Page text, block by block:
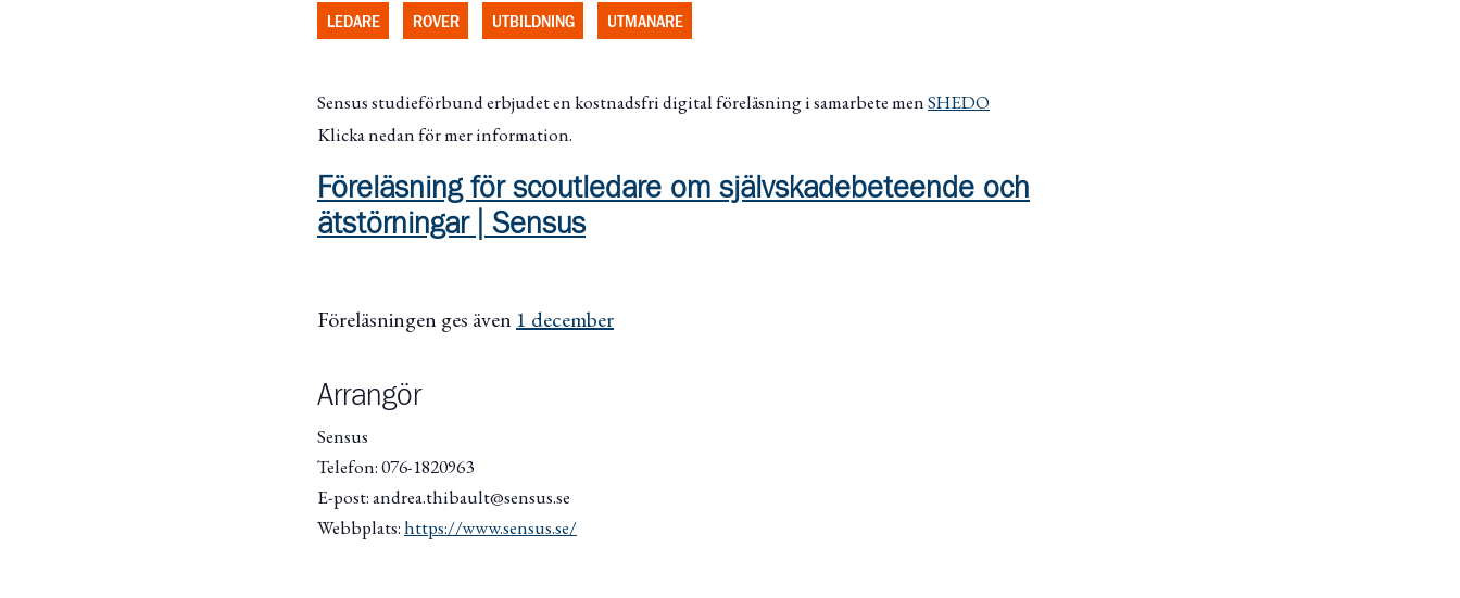
LEDARE ROVER UTBILDNING UTMANARE
Sensus studieförbund erbjudeten kostnadsfri digital föreläsningi samarbete menSHEDO
Klicka nedan för mer information.
Föreläsning för scoutledare om självskadebeteende och
ätstörningar | Sensus
Föreläsningen ges även 1 december
Arrangör
Sensus
Telefon: 076-1820963
E-post: andrea.thibault@sensus.se
Webbplats:https://www.sensus.se/